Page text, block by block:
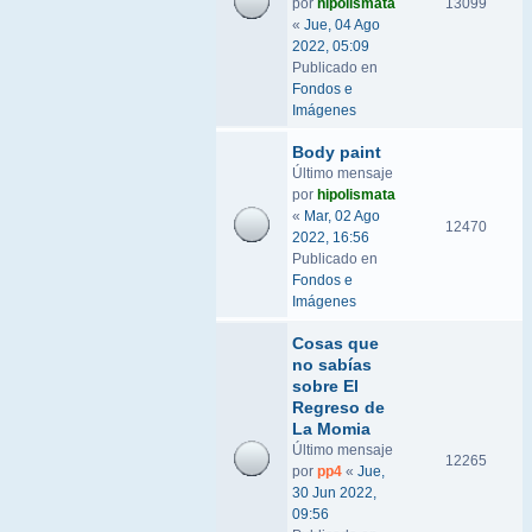
por hipolismata
« Jue, 04 Ago
2022, 05:09
Publicado en
Fondos e
Imágenes
13099
Body paint
Último mensaje
por hipolismata
« Mar, 02 Ago
2022, 16:56
Publicado en
Fondos e
Imágenes
12470
Cosas que
no sabías
sobre El
Regreso de
La Momia
Último mensaje
por pp4 « Jue,
30 Jun 2022,
09:56
12265